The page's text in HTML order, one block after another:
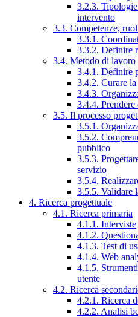
3.2.3.
intervento
3.3. Competenze,
3.3.1.
3.3.2. Definire
3.4. Metodo di lavoro
3.4.1. Definire
3.4.2. Curare
3.4.3.
3.4.4. Prendere
3.5. Il processo
3.5.1.
3.5.2.
pubblico
3.5.3.
servizio
3.5.4.
3.5.5. Validare
4. Ricerca progettuale
4.1. Ricerca primaria
4.1.1. Interviste
4.1.2.
4.1.3. Test di
4.1.4. Web
4.1.5.
utente
4.2. Ricerca
4.2.1. Ricerca
4.2.2. Analisi